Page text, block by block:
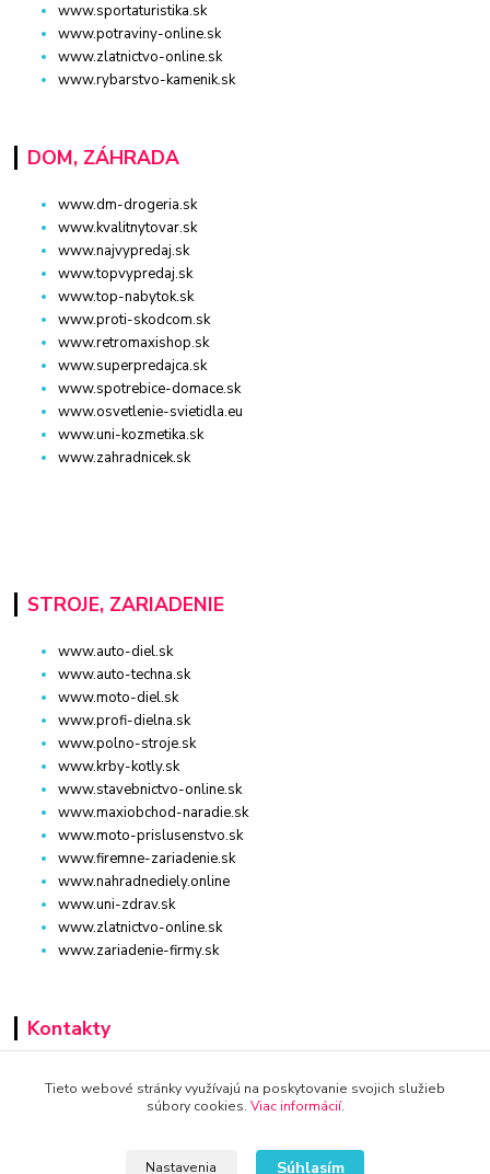
www.sportaturistika.sk
www.potraviny-online.sk
www.zlatnictvo-online.sk
www.rybarstvo-kamenik.sk
DOM, ZÁHRADA
www.dm-drogeria.sk
www.kvalitnytovar.sk
www.najvypredaj.sk
www.topvypredaj.sk
www.top-nabytok.sk
www.proti-skodcom.sk
www.retromaxishop.sk
www.superpredajca.sk
www.spotrebice-domace.sk
www.osvetlenie-svietidla.eu
www.uni-kozmetika.sk
www.zahradnicek.sk
STROJE, ZARIADENIE
www.auto-diel.sk
www.auto-techna.sk
www.moto-diel.sk
www.profi-dielna.sk
www.polno-stroje.sk
www.krby-kotly.sk
www.stavebnictvo-online.sk
www.maxiobchod-naradie.sk
www.moto-prislusenstvo.sk
www.firemne-zariadenie.sk
www.nahradnediely.online
www.uni-zdrav.sk
www.zlatnictvo-online.sk
www.zariadenie-firmy.sk
Kontakty
+421 940 949 000
Tieto webové stránky využívajú na poskytovanie svojich služieb
súbory cookies. Viac informácií.
Nastavenia Súhlasím